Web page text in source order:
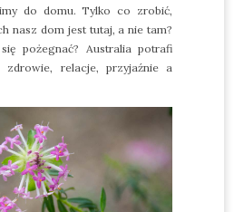
do domu. Tylko co zrobić,
nasz dom jest tutaj, a nie tam?
pożegnać? Australia potrafi
zdrowie, relacje, przyjaźnie a